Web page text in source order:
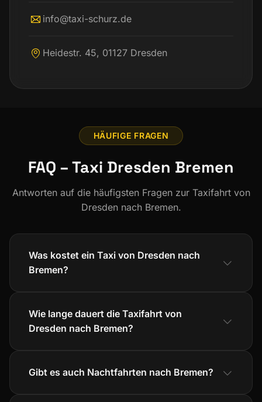
info@taxi-schurz.de
Heidestr. 45, 01127 Dresden
HÄUFIGE FRAGEN
FAQ – Taxi Dresden Bremen
Antworten auf die häufigsten Fragen zur Taxifahrt von
Dresden nach Bremen.
Was kostet ein Taxi von Dresden nach
Bremen?
Wie lange dauert die Taxifahrt von
Dresden nach Bremen?
Gibt es auch Nachtfahrten nach Bremen?